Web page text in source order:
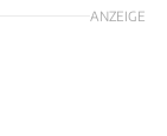
ANZEIGE